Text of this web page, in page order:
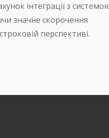
інтеграції з
значне скорочення
перспективі.